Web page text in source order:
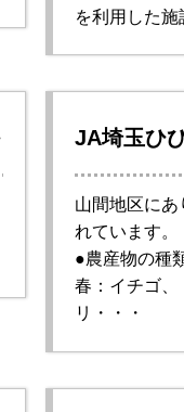
を利用した施
JA埼玉ひ
山間地区に
れています。
●農産物の種
春：イチゴ、
リ・・・